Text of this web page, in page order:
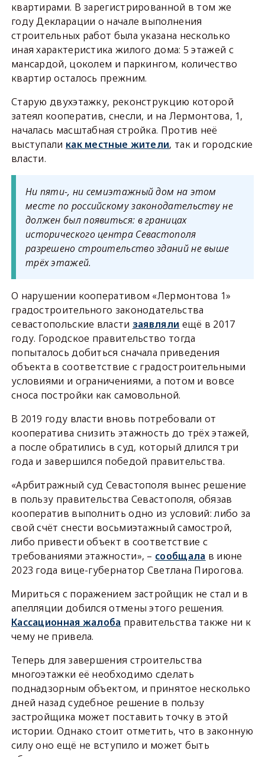
квартирами. В зарегистрированной в том же
году Декларации о начале выполнения
строительных работ была указана несколько
иная характеристика жилого дома: 5 этажей с
мансардой, цоколем и паркингом, количество
квартир осталось прежним.
Старую двухэтажку, реконструкцию которой
затеял кооператив, снесли, и на Лермонтова, 1,
началась масштабная стройка. Против неё
выступали как местные жители, так и городские
власти.
Ни пяти-, ни семиэтажный дом на этом
месте по российскому законодательству не
должен был появиться: в границах
исторического центра Севастополя
разрешено строительство зданий не выше
трёх этажей.
О нарушении кооперативом «Лермонтова 1»
градостроительного законодательства
севастопольские власти заявляли ещё в 2017
году. Городское правительство тогда
попыталось добиться сначала приведения
объекта в соответствие с градостроительными
условиями и ограничениями, а потом и вовсе
сноса постройки как самовольной.
В 2019 году власти вновь потребовали от
кооператива снизить этажность до трёх этажей,
а после обратились в суд, который длился три
года и завершился победой правительства.
«Арбитражный суд Севастополя вынес решение
в пользу правительства Севастополя, обязав
кооператив выполнить одно из условий: либо за
свой счёт снести восьмиэтажный самострой,
либо привести объект в соответствие с
требованиями этажности», – сообщала в июне
2023 года вице-губернатор Светлана Пирогова.
Мириться с поражением застройщик не стал и в
апелляции добился отмены этого решения.
Кассационная жалоба правительства также ни к
чему не привела.
Теперь для завершения строительства
многоэтажки её необходимо сделать
поднадзорным объектом, и принятое несколько
дней назад судебное решение в пользу
застройщика может поставить точку в этой
истории. Однако стоит отметить, что в законную
силу оно ещё не вступило и может быть